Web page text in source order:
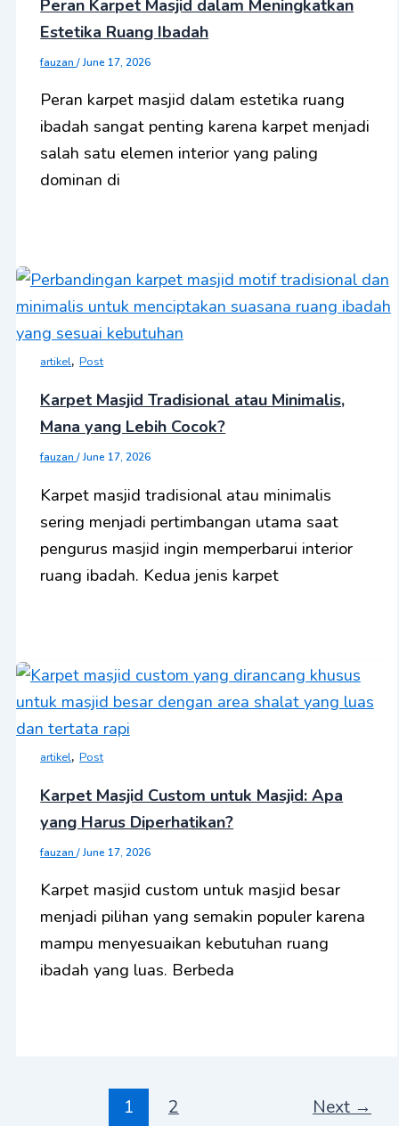
Peran Karpet Masjid dalam Meningkatkan
Estetika Ruang Ibadah
fauzan/June 17, 2026
Peran karpet masjid dalam estetika ruang
ibadah sangat penting karena karpet menjadi
salah satu elemen interior yang paling
dominan di
artikel,Post
Karpet Masjid Tradisional atau Minimalis,
Mana yang Lebih Cocok?
fauzan/June 17, 2026
Karpet masjid tradisional atau minimalis
sering menjadi pertimbangan utama saat
pengurus masjid ingin memperbarui interior
ruang ibadah. Kedua jenis karpet
artikel,Post
Karpet Masjid Custom untuk Masjid: Apa
yang Harus Diperhatikan?
fauzan/June 17, 2026
Karpet masjid custom untuk masjid besar
menjadi pilihan yang semakin populer karena
mampu menyesuaikan kebutuhan ruang
ibadah yang luas. Berbeda
1 2 Next→